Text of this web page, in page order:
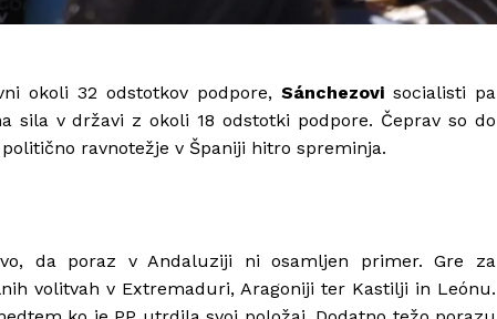
okoli 32 odstotkov podpore, Sánchezovi socialisti pa
sila v državi z okoli 18 odstotki podpore. Čeprav so do
ravnotežje v Španiji hitro spreminja.
da poraz v Andaluziji ni osamljen primer. Gre za
volitvah v Extremaduri, Aragoniji ter Kastilji in Leónu.